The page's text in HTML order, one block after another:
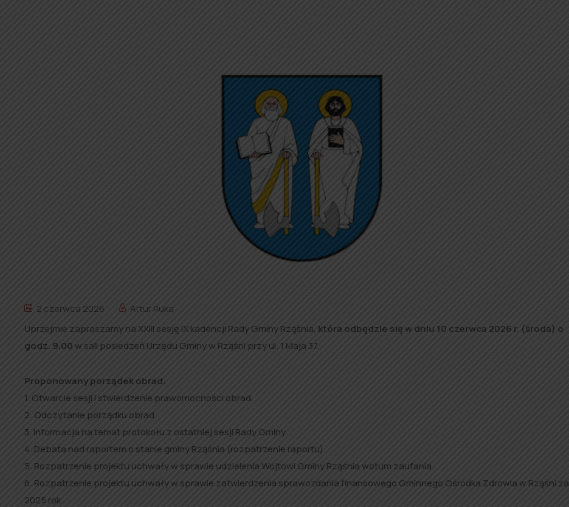
2 czerwca 2026
Artur Ruka
Uprzejmie zapraszamy na XXIII sesję IX kadencji Rady Gminy Rząśnia, która odbędzie się w dniu 10 czerwca 2026 r. (środa) o
godz. 9.00w sali posiedzeń Urzędu Gminy w Rząśni przy ul. 1 Maja 37.
Proponowany porządek obrad:
1. Otwarcie sesji i stwierdzenie prawomocności obrad.
2. Odczytanie porządku obrad.
3. Informacja na temat protokołu z ostatniej sesji Rady Gminy.
4. Debata nad raportem o stanie gminy Rząśnia (rozpatrzenie raportu).
5. Rozpatrzenie projektu uchwały w sprawie udzielenia Wójtowi Gminy Rząśnia wotum zaufania.
6. Rozpatrzenie projektu uchwały w sprawie zatwierdzenia sprawozdania finansowego Gminnego Ośrodka Zdrowia w Rząśni za
2025 rok.